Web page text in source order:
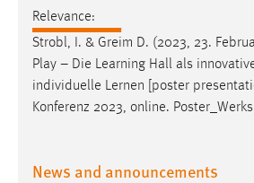
Relevance:
Strobl, I. & Greim D. (2023, 23.
Play – Die Learning Hall als
individuelle Lernen [poster
Konferenz 2023, online. Poster_Werks
News and announcements